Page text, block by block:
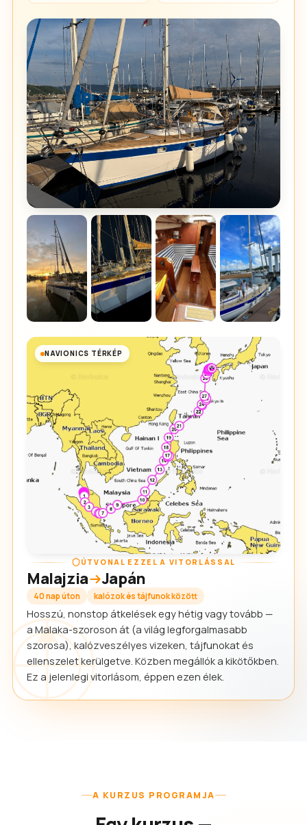
NAVIONICS TÉRKÉP
ÚTVONAL EZZEL A VITORLÁSSAL
Malajzia Japán
40 nap úton kalózok és tájfunok között
Hosszú, nonstop átkelések egy hétig vagy tovább —
a Malaka-szoroson át (a világ legforgalmasabb
szorosa), kalózveszélyes vizeken, tájfunokat és
ellenszelet kerülgetve. Közben megállók a kikötőkben.
Ez a jelenlegi vitorlásom, éppen ezen élek.
A KURZUS PROGRAMJA